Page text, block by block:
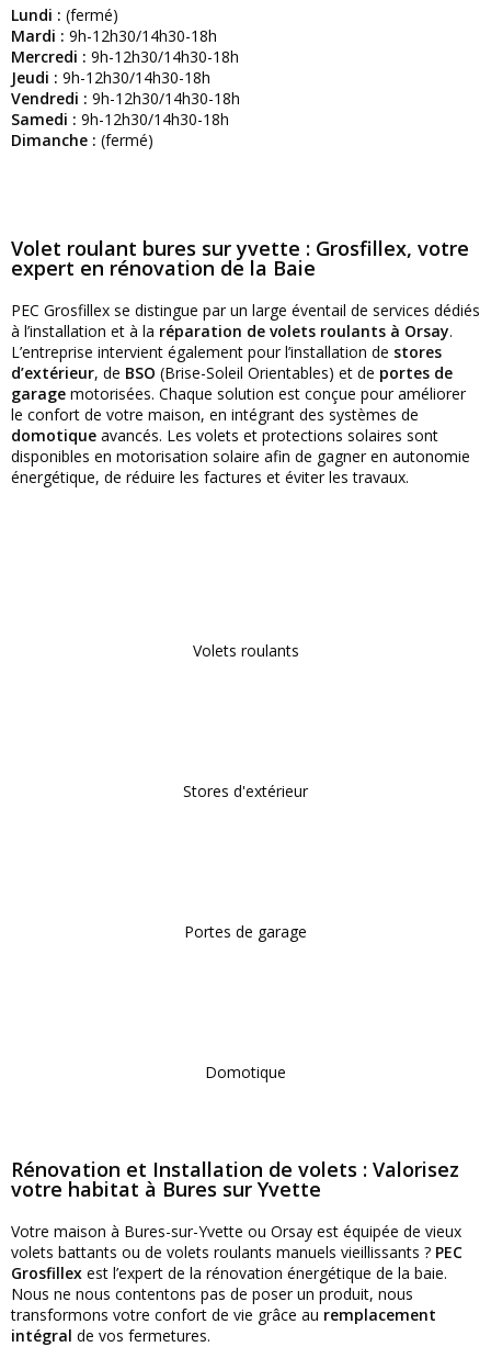
Lundi : (fermé)
Mardi : 9h-12h30/14h30-18h
Mercredi : 9h-12h30/14h30-18h
Jeudi : 9h-12h30/14h30-18h
Vendredi : 9h-12h30/14h30-18h
Samedi : 9h-12h30/14h30-18h
Dimanche : (fermé)
Volet roulant bures sur yvette : Grosfillex, votre
expert en rénovation de la Baie
PEC Grosfillex se distingue par un large éventail de services dédiés
à l’installation et à la réparation de volets roulants à Orsay.
L’entreprise intervient également pour l’installation de stores
d’extérieur, de BSO (Brise-Soleil Orientables) et de portes de
garage motorisées. Chaque solution est conçue pour améliorer
le confort de votre maison, en intégrant des systèmes de
domotique avancés. Les volets et protections solaires sont
disponibles en motorisation solaire afin de gagner en autonomie
énergétique, de réduire les factures et éviter les travaux.
Volets roulants
Stores d'extérieur
Portes de garage
Domotique
Rénovation et Installation de volets : Valorisez
votre habitat à Bures sur Yvette
Votre maison à Bures-sur-Yvette ou Orsay est équipée de vieux
volets battants ou de volets roulants manuels vieillissants ? PEC
Grosfillex est l’expert de la rénovation énergétique de la baie.
Nous ne nous contentons pas de poser un produit, nous
transformons votre confort de vie grâce au remplacement
intégral de vos fermetures.